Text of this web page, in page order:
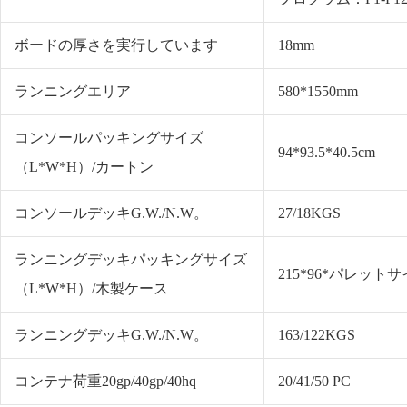
ボードの厚さを実行しています 18mm
ランニングエリア 580*1550mm
コンソールパッキングサイズ
（L*W*H）/カートン
94*93.5*40.5cm
コンソールデッキG.W./N.W。 27/18KGS
ランニングデッキパッキングサイズ
（L*W*H）/木製ケース
215*96*パレットサ
ランニングデッキG.W./N.W。 163/122KGS
コンテナ荷重20gp/40gp/40hq 20/41/50 PC